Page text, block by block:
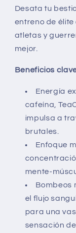
Desata tu
entreno de
atletas y
mejor.
Beneficios
Energía
cafeína,
impulsa a
brutales.
Enfoque
mente-
Bombeos
el flujo
para una
sensación